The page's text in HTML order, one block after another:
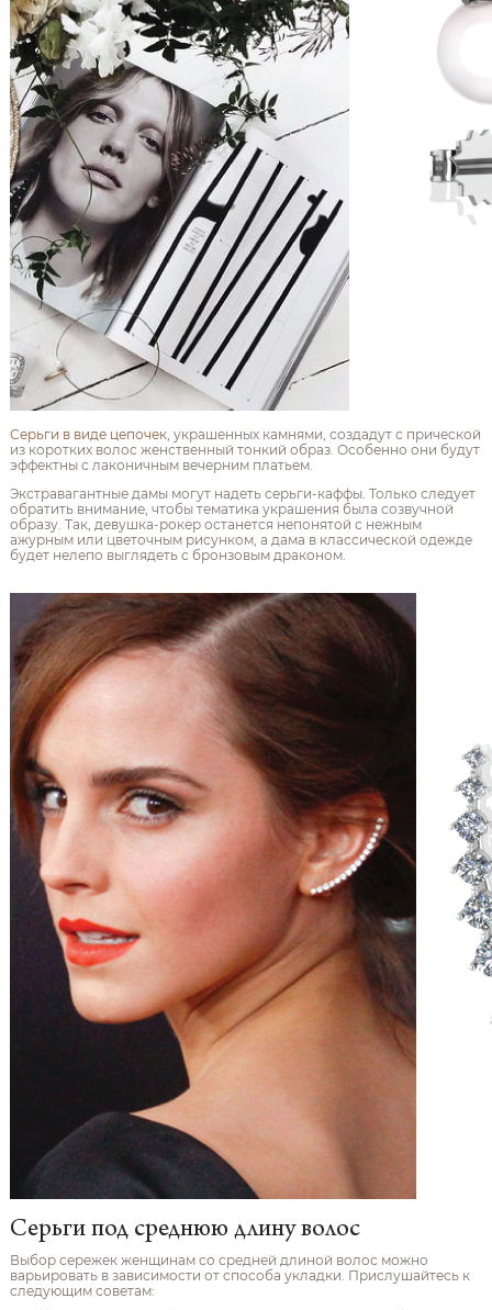
Серьги в виде цепочек, украшенных камнями, создадут с прической
из коротких волос женственный тонкий образ. Особенно они будут
эффектны с лаконичным вечерним платьем.
Экстравагантные дамы могут надеть серьги-каффы. Только следует
обратить внимание, чтобы тематика украшения была созвучной
образу. Так, девушка-рокер останется непонятой с нежным
ажурным или цветочным рисунком, а дама в классической одежде
будет нелепо выглядеть с бронзовым драконом.
Серьги под среднюю длину волос
Выбор сережек женщинам со средней длиной волос можно
варьировать в зависимости от способа укладки. Прислушайтесь к
следующим советам: